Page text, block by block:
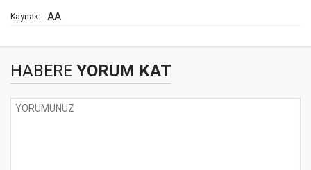
Kaynak: AA
HABERE YORUM KAT